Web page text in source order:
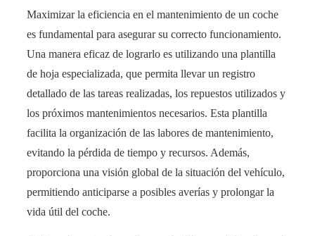
Maximizar la eficiencia en el mantenimiento de un coche
es fundamental para asegurar su correcto funcionamiento.
Una manera eficaz de lograrlo es utilizando una plantilla
de hoja especializada, que permita llevar un registro
detallado de las tareas realizadas, los repuestos utilizados y
los próximos mantenimientos necesarios. Esta plantilla
facilita la organización de las labores de mantenimiento,
evitando la pérdida de tiempo y recursos. Además,
proporciona una visión global de la situación del vehículo,
permitiendo anticiparse a posibles averías y prolongar la
vida útil del coche.